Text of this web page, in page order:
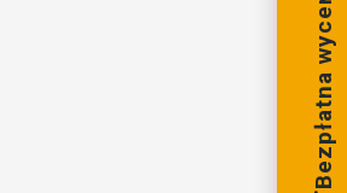
Bezpłatna wycena